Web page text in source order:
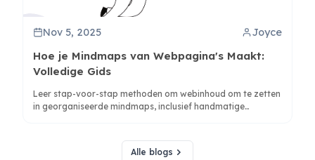
Nov 5, 2025 Joyce
Hoe je Mindmaps van Webpagina's Maakt:
Volledige Gids
Leer stap-voor-stap methoden om webinhoud om te zetten
in georganiseerde mindmaps, inclusief handmatige
Alle blogs